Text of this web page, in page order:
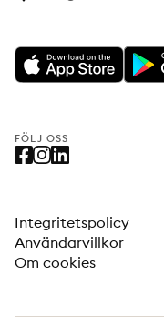
FÖLJ OSS
Integritetspolicy
Användarvillkor
Om cookies